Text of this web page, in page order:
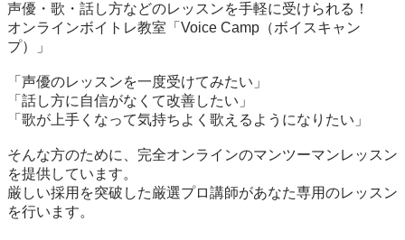
声優・歌・話し方などのレッスンを手軽に受けられる！
オンラインボイトレ教室「Voice Camp（ボイスキャン
プ）」
「声優のレッスンを一度受けてみたい」
「話し方に自信がなくて改善したい」
「歌が上手くなって気持ちよく歌えるようになりたい」
そんな方のために、完全オンラインのマンツーマンレッスン
を提供しています。
厳しい採用を突破した厳選プロ講師があなた専用のレッスン
を行います。